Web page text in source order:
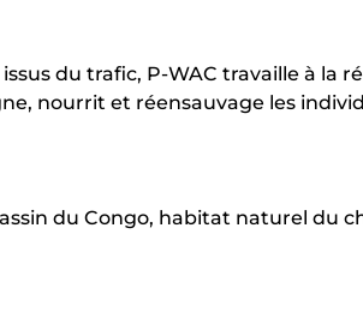
du trafic, P-WAC travaille à la
nourrit et réensauvage les
du Congo, habitat naturel du